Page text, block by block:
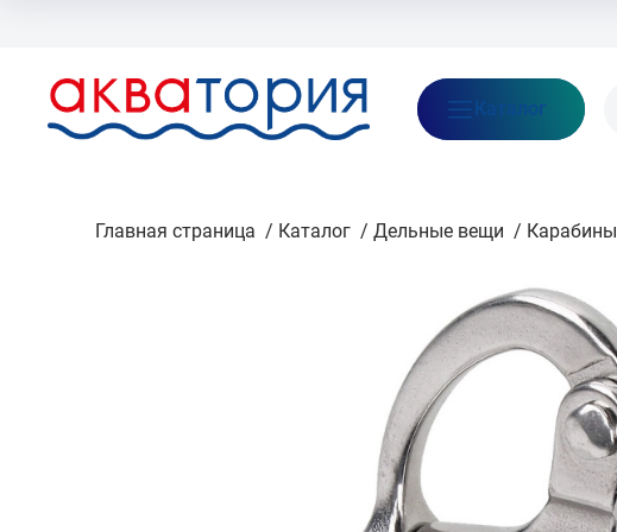
Каталог
Главная страница / Каталог / Дельные вещи / Карабины